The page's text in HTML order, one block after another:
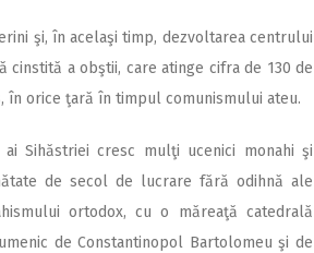
şi, în acelaşi timp, dezvoltarea centrului
a obştii, care atinge cifra de 130 de
în orice ţară în timpul comunismului ateu.
Sihăstriei cresc mulţi ucenici monahi şi
de secol de lucrare fără odihnă ale
ortodox, cu o măreaţă catedrală
de Constantinopol Bartolomeu şi de